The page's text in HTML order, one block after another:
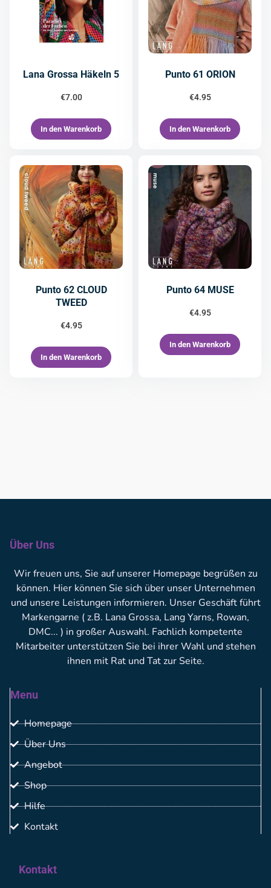
Lana Grossa Häkeln 5
€7.00
In den Warenkorb
Punto 61 ORION
€4.95
In den Warenkorb
Punto 62 CLOUD
TWEED
€4.95
In den Warenkorb
Punto 64 MUSE
€4.95
In den Warenkorb
Über Uns
Wir freuen uns, Sie auf unserer Homepage begrüßen zu
können. Hier können Sie sich über unser Unternehmen
und unsere Leistungen informieren. Unser Geschäft führt
Markengarne ( z.B. Lana Grossa, Lang Yarns, Rowan,
DMC... ) in großer Auswahl. Fachlich kompetente
Mitarbeiter unterstützen Sie bei ihrer Wahl und stehen
ihnen mit Rat und Tat zur Seite.
Menu
Homepage
Über Uns
Angebot
Shop
Hilfe
Kontakt
Kontakt